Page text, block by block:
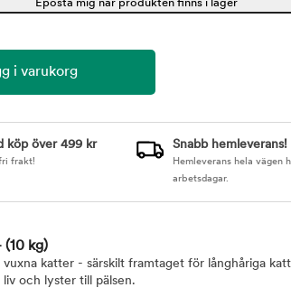
köp över 499 kr
frakt!
Snabb hemleverans!
Hemleverans hela vägen
arbetsdagar.
(10 kg)
katter - särskilt framtaget för långhåriga
och lyster till pälsen.